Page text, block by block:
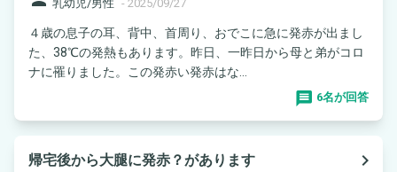
乳幼児/男性 - 2025/09/27
４歳の息子の耳、背中、首周り、おでこに急に発赤が出まし
た、38℃の発熱もあります。昨日、一昨日から母と弟がコロ
ナに罹りました。この発赤い発赤はな...
6名が回答
帰宅後から大腿に発赤？があります
navigate_next